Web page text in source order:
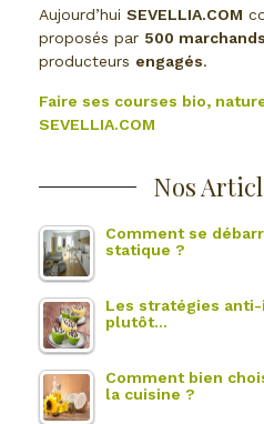
Aujourd’hui SEVELLIA.COM
proposés par 500 marchands
producteurs engagés.
Faire ses courses bio,
SEVELLIA.COM
Nos
Comment se
statique ?
Les stratégies
plutôt…
Comment bien
la cuisine ?